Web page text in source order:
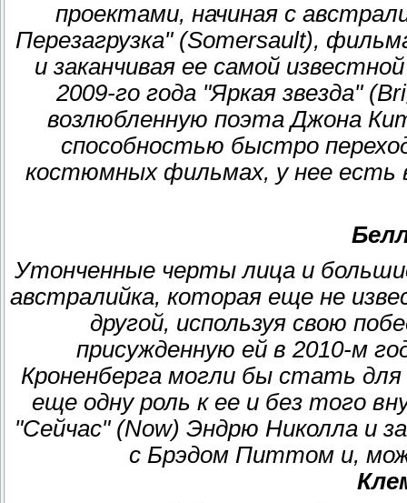
проектами, начиная с
Перезагрузка" (Somersault),
и заканчивая ее самой
2009-го года "Яркая звезда"
возлюбленную поэта Джона
способностью быстро
костюмных фильмах, у нее
Утонченные черты лица и
австралийка, которая еще не
другой, используя свою
присужденную ей в 2010-м
Кроненберга могли бы стать
еще одну роль к ее и без того
"Сейчас" (Now) Эндрю Николла и
с Брэдом Питтом и,